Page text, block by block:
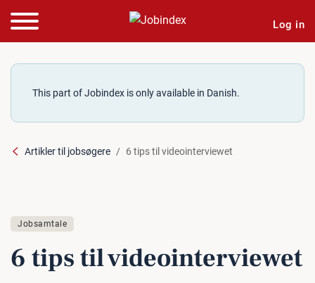
Log in
This part of Jobindex is only available in Danish.
Artikler til jobsøgere 6 tips til videointerviewet
Jobsamtale
6 tips til vi­deo­in­ter­viewet